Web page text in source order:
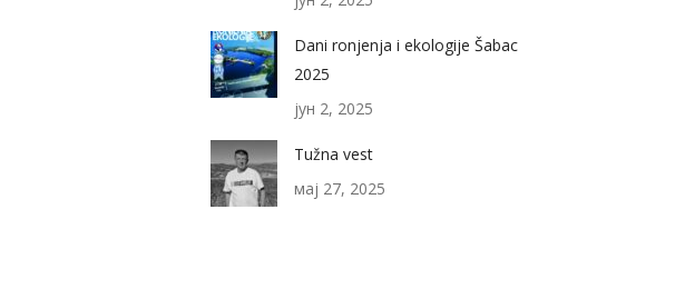
Dani ronjenja i ekologije Šabac
2025
јун 2, 2025
Tužna vest
мај 27, 2025